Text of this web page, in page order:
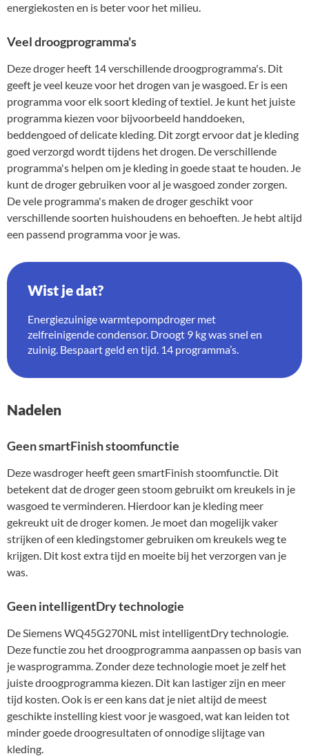
energiekosten en is beter voor het milieu.
Veel droogprogramma's
Deze droger heeft 14 verschillende droogprogramma's. Dit
geeft je veel keuze voor het drogen van je wasgoed. Er is een
programma voor elk soort kleding of textiel. Je kunt het juiste
programma kiezen voor bijvoorbeeld handdoeken,
beddengoed of delicate kleding. Dit zorgt ervoor dat je kleding
goed verzorgd wordt tijdens het drogen. De verschillende
programma's helpen om je kleding in goede staat te houden. Je
kunt de droger gebruiken voor al je wasgoed zonder zorgen.
De vele programma's maken de droger geschikt voor
verschillende soorten huishoudens en behoeften. Je hebt altijd
een passend programma voor je was.
Wist je dat?
Energiezuinige warmtepompdroger met
zelfreinigende condensor. Droogt 9 kg was snel en
zuinig. Bespaart geld en tijd. 14 programma’s.
Nadelen
Geen smartFinish stoomfunctie
Deze wasdroger heeft geen smartFinish stoomfunctie. Dit
betekent dat de droger geen stoom gebruikt om kreukels in je
wasgoed te verminderen. Hierdoor kan je kleding meer
gekreukt uit de droger komen. Je moet dan mogelijk vaker
strijken of een kledingstomer gebruiken om kreukels weg te
krijgen. Dit kost extra tijd en moeite bij het verzorgen van je
was.
Geen intelligentDry technologie
De Siemens WQ45G270NL mist intelligentDry technologie.
Deze functie zou het droogprogramma aanpassen op basis van
je wasprogramma. Zonder deze technologie moet je zelf het
juiste droogprogramma kiezen. Dit kan lastiger zijn en meer
tijd kosten. Ook is er een kans dat je niet altijd de meest
geschikte instelling kiest voor je wasgoed, wat kan leiden tot
minder goede droogresultaten of onnodige slijtage van
kleding.